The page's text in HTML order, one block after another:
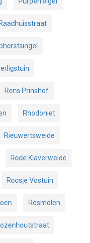
Raadhuisstraat
Rens Prinshof
Rhodoniet
Rieuwertsweide
Rode Klaverweide
Roosje Vostuin
Rosmolen